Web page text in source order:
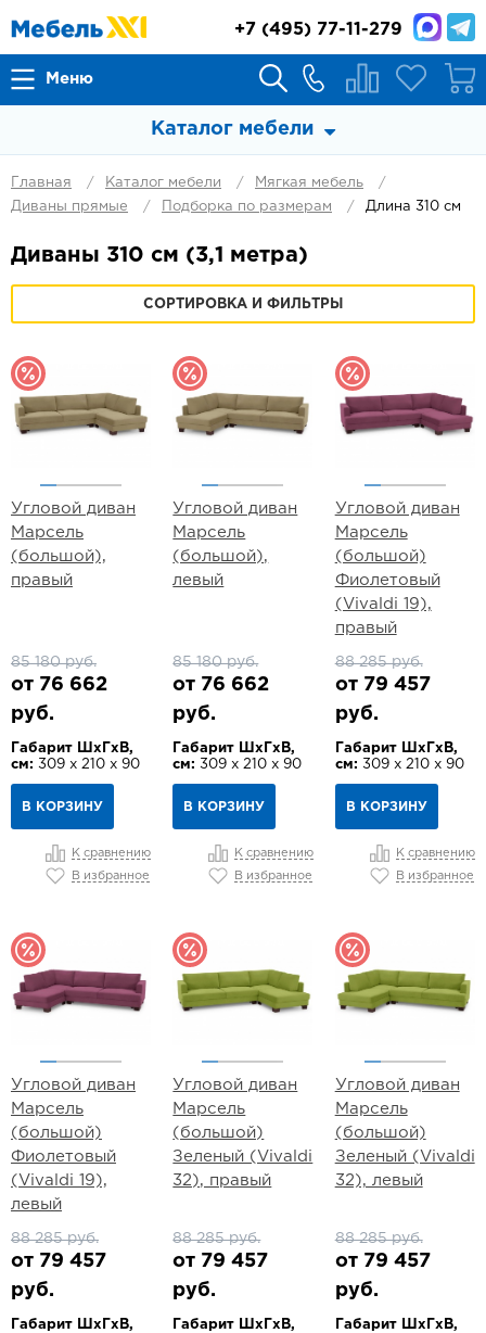
Меню
+7 (495) 77-11-279
Каталог мебели
Главная Каталог мебели
Мягкая мебель
Диваны прямые
Подборка по размерам Длина 310 см
Диваны 310 см (3,1 метра)
СОРТИРОВКА И ФИЛЬТРЫ
Угловой диван
Марсель
(большой),
правый
85 180 руб.
от 76 662
руб.
Габарит ШхГхВ,
см: 309 х 210 х 90
В КОРЗИНУ
К сравнению
В избранное
Угловой диван
Марсель
(большой),
левый
85 180 руб.
от 76 662
руб.
Габарит ШхГхВ,
см: 309 х 210 х 90
В КОРЗИНУ
К сравнению
В избранное
Угловой диван
Марсель
(большой)
Фиолетовый
(Vivaldi 19),
правый
88 285 руб.
от 79 457
руб.
Габарит ШхГхВ,
см: 309 х 210 х 90
В КОРЗИНУ
К сравнению
В избранное
Угловой диван
Марсель
(большой)
Фиолетовый
(Vivaldi 19),
левый
88 285 руб.
от 79 457
руб.
Габарит ШхГхВ,
Угловой диван
Марсель
(большой)
Зеленый (Vivaldi
32), правый
88 285 руб.
от 79 457
руб.
Габарит ШхГхВ,
Угловой диван
Марсель
(большой)
Зеленый (Vivaldi
32), левый
88 285 руб.
от 79 457
руб.
Габарит ШхГхВ,